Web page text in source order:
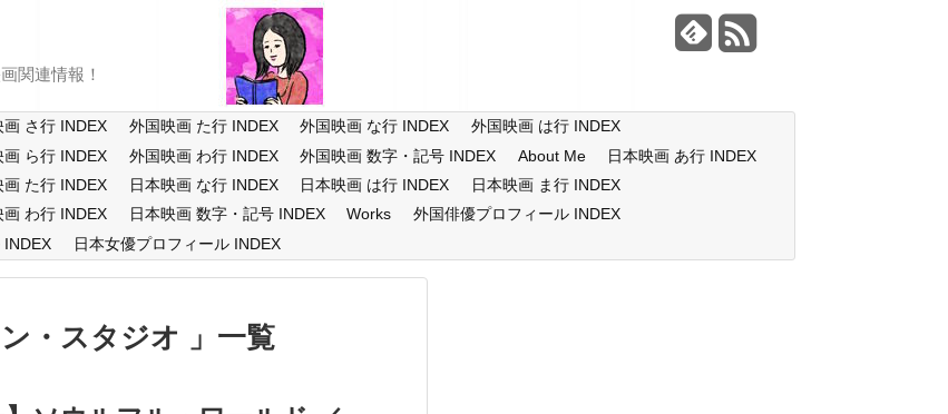
関連情報！
画 さ行 INDEX 外国映画 た行 INDEX 外国映画 な行 INDEX
外国映画 は行 INDEX
画 ら行 INDEX 外国映画 わ行 INDEX 外国映画 数字・記号 INDEX About Me
日本映画 あ行 INDEX
画 た行 INDEX 日本映画 な行 INDEX 日本映画 は行 INDEX
日本映画 ま行 INDEX
画 わ行 INDEX 日本映画 数字・記号 INDEX Works
外国俳優プロフィール INDEX
INDEX 日本女優プロフィール INDEX
・スタジオ 一覧